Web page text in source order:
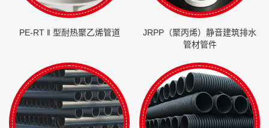
PE-RT ‖ 型耐热聚乙烯管道
JRPP（聚丙烯）静音建筑排水
管材管件